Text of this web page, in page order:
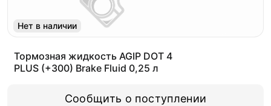
Нет в наличии
Тормозная жидкость AGIP DOT 4
PLUS (+300) Brake Fluid 0,25 л
Сообщить о поступлении